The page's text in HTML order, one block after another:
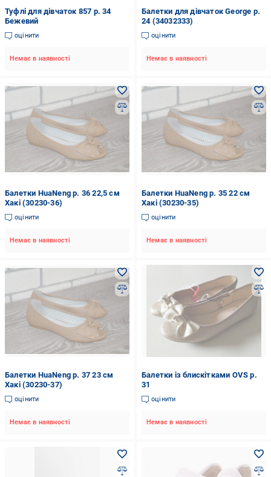
Туфлі для дівчаток 857 р. 34
Бежевий
оцінити
Немає в наявності
Балетки для дівчаток George р.
24 (34032333)
оцінити
Немає в наявності
Балетки HuaNeng р. 36 22,5 см
Хакі (30230-36)
оцінити
Немає в наявності
Балетки HuaNeng р. 35 22 см
Хакі (30230-35)
оцінити
Немає в наявності
Балетки HuaNeng р. 37 23 см
Хакі (30230-37)
оцінити
Немає в наявності
Балетки із блискітками OVS р.
31
оцінити
Немає в наявності